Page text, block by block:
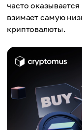
часто
взимает самую
криптовалюты.